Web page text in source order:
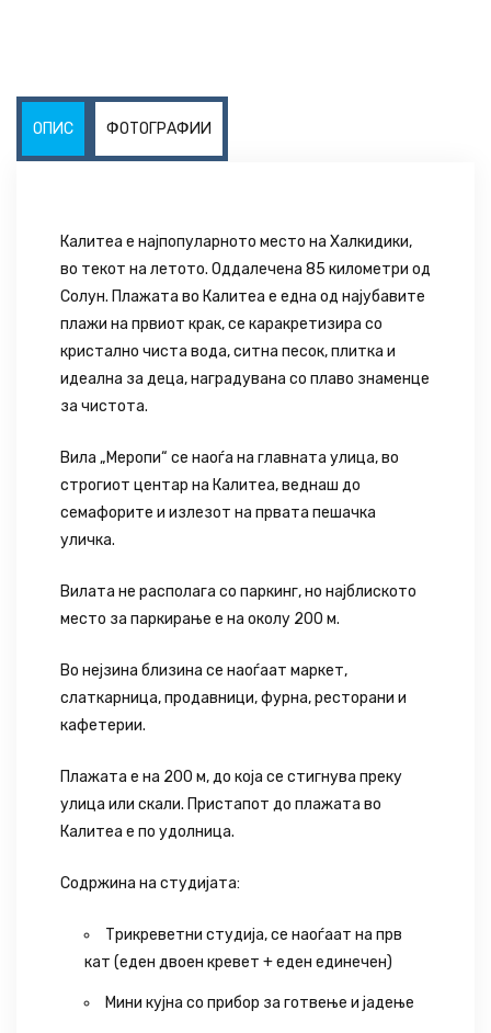
ОПИС ФОТОГРАФИИ
Калитеа е најпопуларното место на Халкидики,
во текот на летото. Оддалечена 85 километри од
Солун. Плажата во Калитеа е една од најубавите
плажи на првиот крак, се каракретизира со
кристално чиста вода, ситна песок, плитка и
идеална за деца, наградувана со плаво знаменце
за чистота.
Вила „Меропи“ се наоѓа на главната улица, во
строгиот центар на Калитеа, веднаш до
семафорите и излезот на првата пешачка
уличка.
Вилата не располага со паркинг, но најблиското
место за паркирање е на околу 200 м.
Во нејзина близина се наоѓаат маркет,
слаткарница, продавници, фурна, ресторани и
кафетерии.
Плажата е на 200 м, до која се стигнува преку
улица или скали. Пристапот до плажата во
Калитеа е по удолница.
Содржина на студијата:
Трикреветни студија, се наоѓаат на прв
кат (еден двоен кревeт + еден единечен)
Мини кујна со прибор за готвење и јадење